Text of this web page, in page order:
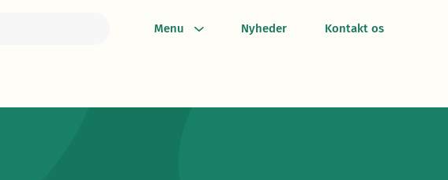
Menu Nyheder Kontakt os